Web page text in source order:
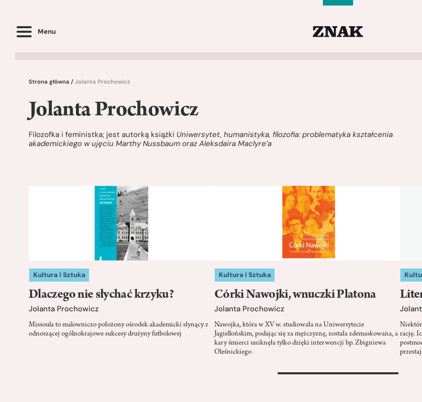
Menu
Strona główna / Jolanta Prochowicz
Jolanta Prochowicz
Filozofka i feministka; jest autorką książki Uniwersytet, humanistyka, filozofia: problematyka kształcenia
akademickiego w ujęciu Marthy Nussbaum oraz Aleksdaira Maclyre’a
Kultura i Sztuka
Dlaczego nie słychać krzyku?
Jolanta Prochowicz
Missoula to malowniczo położony ośrodek akademicki słynący z
odnoszącej ogólnokrajowe sukcesy drużyny futbolowej
Kultura i Sztuka
Córki Nawojki, wnuczki Platona
Jolanta Prochowicz
Nawojka, która w XV w. studiowała na Uniwersytecie
Jagiellońskim, podając się za mężczyznę, została zdemaskowana, a
kary śmierci uniknęła tylko dzięki interwencji bp. Zbigniewa
Oleśnickiego
rację.
>